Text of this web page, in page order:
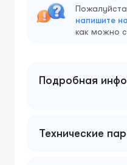
напишите
как можно
Подробная
Технические